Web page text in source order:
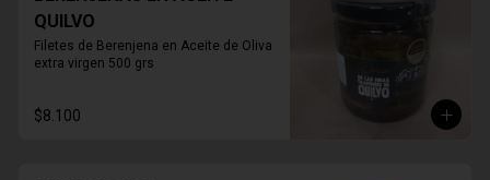
QUILVO
Filetes de Berenjena en Aceite de Oliva
extra virgen 500 grs
$8.100